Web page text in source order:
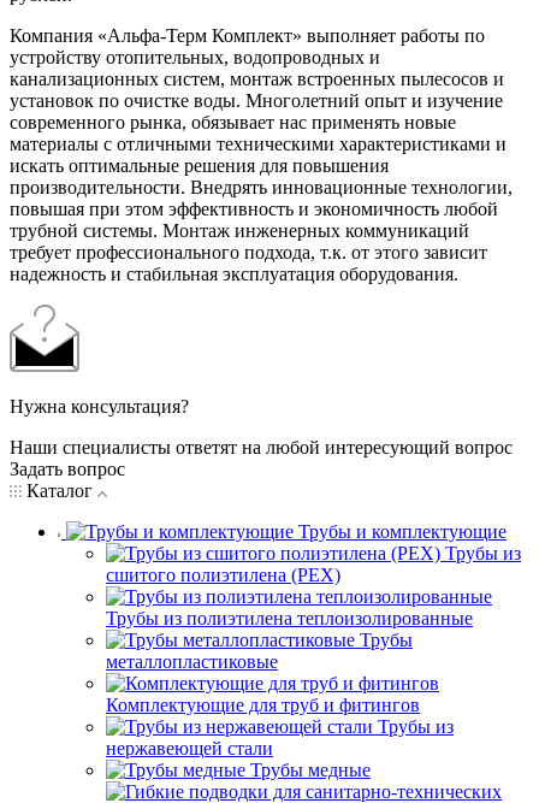
Компания «Альфа-Терм Комплект» выполняет работы по
устройству отопительных, водопроводных и
канализационных систем, монтаж встроенных пылесосов и
установок по очистке воды. Многолетний опыт и изучение
современного рынка, обязывает нас применять новые
материалы с отличными техническими характеристиками и
искать оптимальные решения для повышения
производительности. Внедрять инновационные технологии,
повышая при этом эффективность и экономичность любой
трубной системы. Монтаж инженерных коммуникаций
требует профессионального подхода, т.к. от этого зависит
надежность и стабильная эксплуатация оборудования.
Нужна консультация?
Наши специалисты ответят на любой интересующий вопрос
Задать вопрос
Каталог
Трубы и комплектующие
Трубы из
сшитого полиэтилена (PEX)
Трубы из полиэтилена теплоизолированные
Трубы
металлопластиковые
Комплектующие для труб и фитингов
Трубы из
нержавеющей стали
Трубы медные